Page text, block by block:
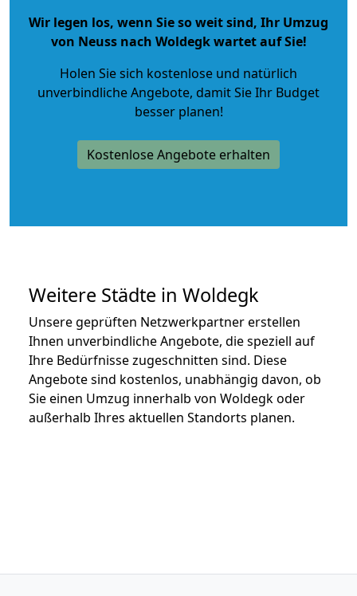
Wir legen los, wenn Sie so weit sind, Ihr Umzug
von Neuss nach Woldegk wartet auf Sie!
Holen Sie sich kostenlose und natürlich
unverbindliche Angebote, damit Sie Ihr Budget
besser planen!
Kostenlose Angebote erhalten
Weitere Städte in Woldegk
Unsere geprüften Netzwerkpartner erstellen
Ihnen unverbindliche Angebote, die speziell auf
Ihre Bedürfnisse zugeschnitten sind. Diese
Angebote sind kostenlos, unabhängig davon, ob
Sie einen Umzug innerhalb von Woldegk oder
außerhalb Ihres aktuellen Standorts planen.